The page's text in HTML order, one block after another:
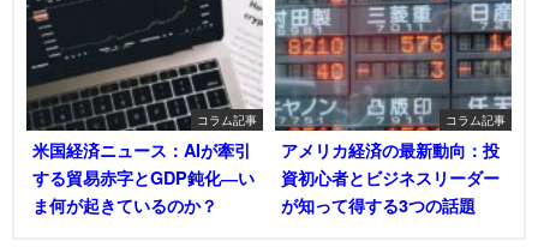
コラム記事
米国経済ニュース：AIが牽引
する貿易赤字とGDP鈍化―い
ま何が起きているのか？
コラム記事
アメリカ経済の最新動向：投
資初心者とビジネスリーダー
が知って得する3つの話題